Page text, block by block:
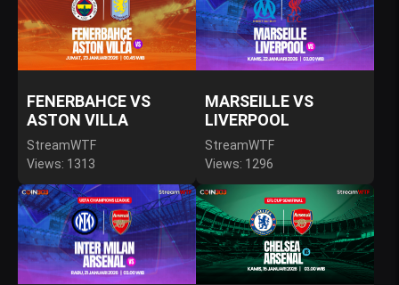
FENERBAHCE VS
ASTON VILLA
StreamWTF
Views: 1313
MARSEILLE VS
LIVERPOOL
StreamWTF
Views: 1296